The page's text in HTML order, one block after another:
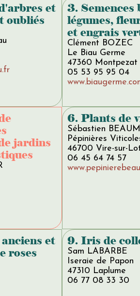
et
oubliés
3. Semences
légumes,
et engrais
Clément BOZEC
Le Biau Germe
47360 Montpezat
05 53 95 95 04
jardins
6. Plants de
Sébastien
Pépinières
46700 Vire-sur-
06 45 64 74 57
et
roses
9. Iris de
Sam LABARBE
Iseraie de Papon
47310 Laplume
06 77 08 33 30